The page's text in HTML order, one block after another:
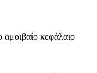
αμοιβαίο κεφάλαιο